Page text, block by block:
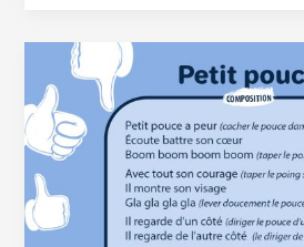
de
doigts
:
les
jeux
pouces,
dossier